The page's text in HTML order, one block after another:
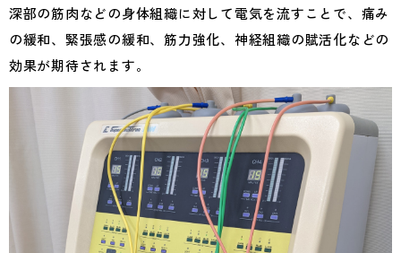
深部の筋肉などの身体組織に対して電気を流すことで、痛み
の緩和、緊張感の緩和、筋力強化、神経組織の賦活化などの
効果が期待されます。